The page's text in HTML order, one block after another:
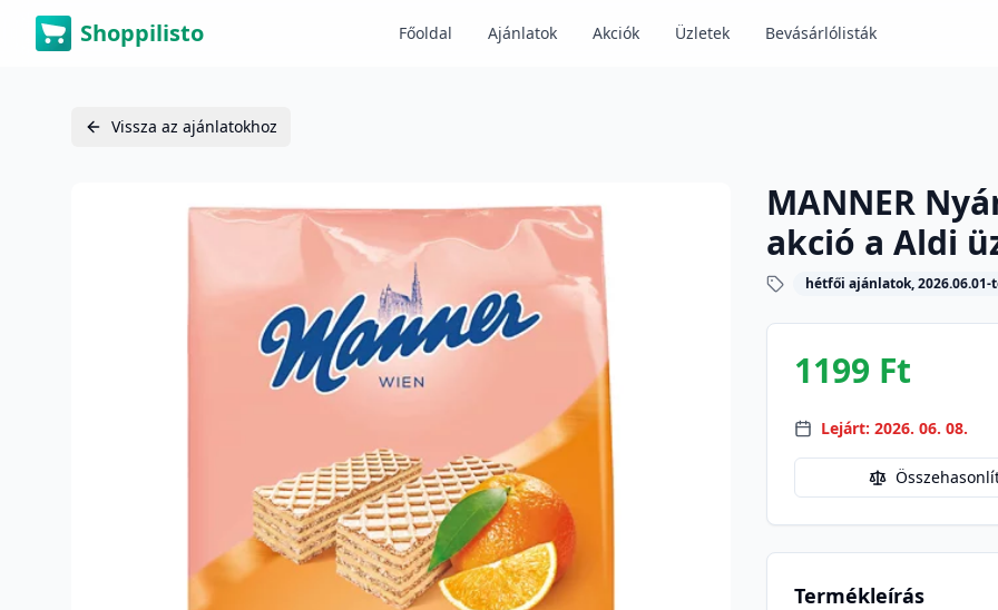
Shoppilisto Főoldal Ajánlatok Akciók Üzletek Bevásárlólisták
Vissza az ajánlatokhoz
MANNER
akció a Aldi
hétfői ajánlatok, 2026.06.01-
1199 Ft
Lejárt: 2026. 06. 08.
Termékleírás